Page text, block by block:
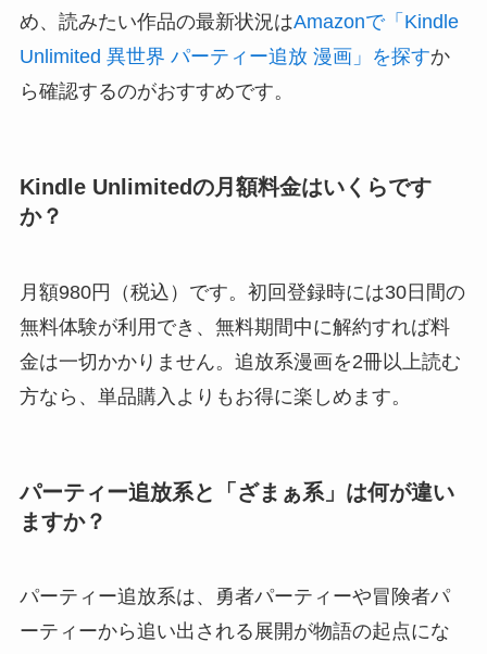
め、読みたい作品の最新状況はAmazonで「Kindle
Unlimited 異世界 パーティー追放 漫画」を探すか
ら確認するのがおすすめです。
Kindle Unlimitedの月額料金はいくらです
か？
月額980円（税込）です。初回登録時には30日間の
無料体験が利用でき、無料期間中に解約すれば料
金は一切かかりません。追放系漫画を2冊以上読む
方なら、単品購入よりもお得に楽しめます。
パーティー追放系と「ざまぁ系」は何が違い
ますか？
パーティー追放系は、勇者パーティーや冒険者パ
ーティーから追い出される展開が物語の起点にな